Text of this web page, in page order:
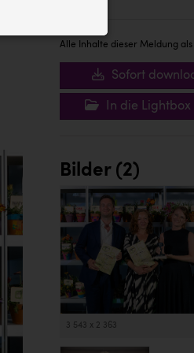
Alle Inhalte dieser Meldung als
Sofort
In die Lightbox
Bilder (2)
3 543 x 2 363
Website